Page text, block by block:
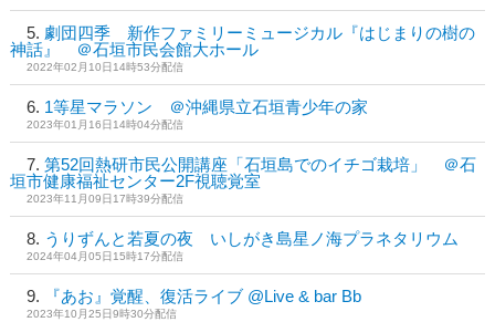
劇団四季 新作ファミリーミュージカル『はじまりの樹の
神話』 ＠石垣市民会館大ホール
2022年02月10日14時53分配信
1等星マラソン ＠沖縄県立石垣青少年の家
2023年01月16日14時04分配信
第52回熱研市民公開講座「石垣島でのイチゴ栽培」 ＠石
垣市健康福祉センター2F視聴覚室
2023年11月09日17時39分配信
うりずんと若夏の夜 いしがき島星ノ海プラネタリウム
2024年04月05日15時17分配信
『あお』覚醒、復活ライブ @Live & bar Bb
2023年10月25日9時30分配信